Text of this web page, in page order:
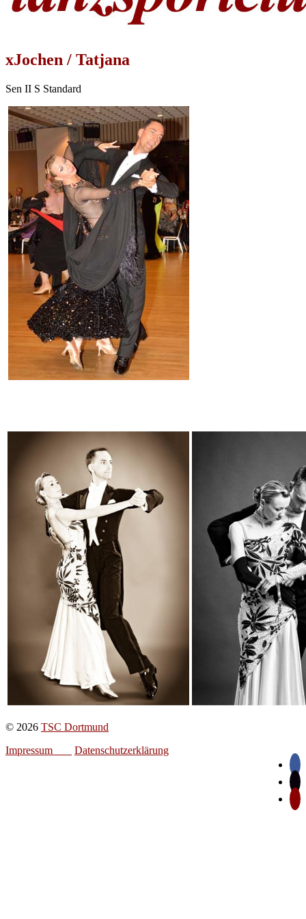
xJochen / Tatjana
Sen II S Standard
© 2026 TSC Dortmund
Impressum
Datenschutzerklärung